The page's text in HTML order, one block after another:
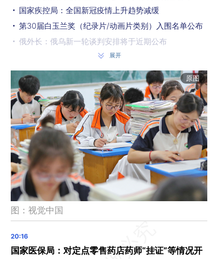
国家疾控局：全国新冠疫情上升趋势减缓
第30届白玉兰奖（纪录片/动画片类别）入围名单公布
俄外长：俄乌新一轮谈判安排将于近期公布
以军对也门发动空袭，炸毁一架民航客机
欧盟称计划在2030年前将碳排放量削减54%
印尼总统：若以色列承认巴勒斯坦国 愿与之建交
外交部：中方对沙特等4国试行免签政策
台风名称杜苏芮、苏拉、海葵被“除名”
13秒07，吴艳妮冲进亚洲田径锦标赛女子100米栏决赛
特朗普政府下令美使领馆暂停留学生新签证面谈
国台办：欢迎台湾演艺人员前来大陆发展
国产大飞机C919商业运营两周年 航线网络覆盖国内16个城市
11岁男孩在小区高坠死亡，武汉警方通报
1335万人，2025年全国高考报名人数公布
市场监管总局专项整治保健品市场“坑老”“骗老”行为
展开
原图
图：视觉中国
国家医保局：对定点零售药店药师“挂证”等情况开